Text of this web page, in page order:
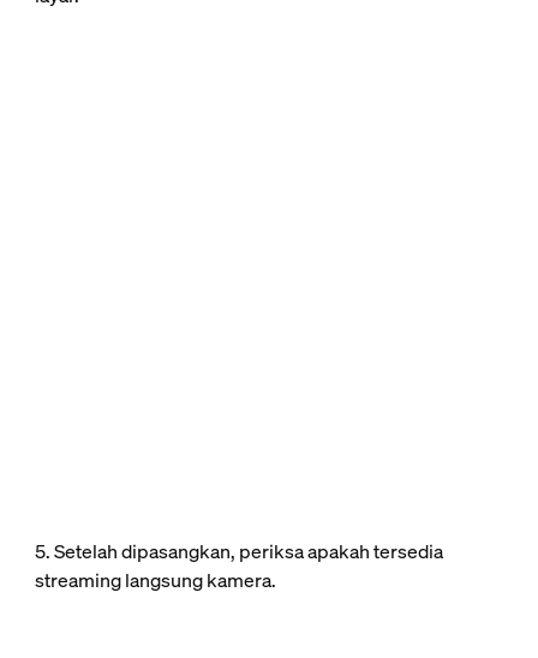
5. Setelah dipasangkan, periksa apakah tersedia
streaming langsung kamera.